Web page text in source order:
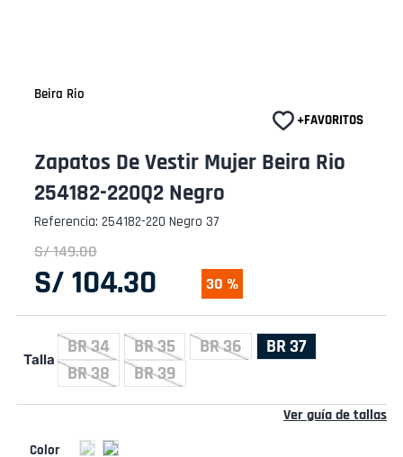
Beira Rio
Zapatos De Vestir Mujer Beira Rio
254182-220Q2 Negro
Referencia: 254182-220 Negro 37
S/149.00
S/ 104.30 30 %
Talla
BR 34 BR 35 BR 36
BR 37
BR 38
BR 39
Ver guía de tallas